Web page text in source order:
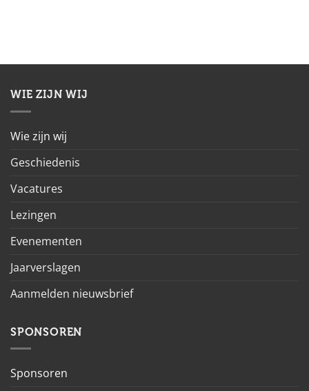
WIE ZIJN WIJ
Wie zijn wij
Geschiedenis
Vacatures
Lezingen
Evenementen
Jaarverslagen
Aanmelden nieuwsbrief
SPONSOREN
Sponsoren